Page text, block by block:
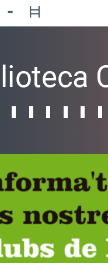
de Mollerussa
Biblioteca Comarcal Jaume Vila
Piscines de Mollerussa